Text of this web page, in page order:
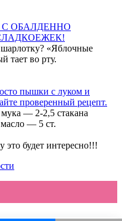
С ОБАЛДЕННО
«Яблочные
тает во рту.
пышки с луком и
проверенный рецепт.
— 2-2,5 стакана
— 5 ст.
это будет интересно!!!